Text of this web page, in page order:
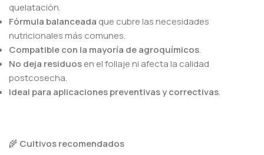
quelatación.
Fórmula balanceada que cubre las necesidades
nutricionales más comunes.
Compatible con la mayoría de agroquímicos.
No deja residuosen el follaje ni afecta la calidad
postcosecha.
Ideal para aplicaciones preventivas y correctivas.
🌾 Cultivos recomendados